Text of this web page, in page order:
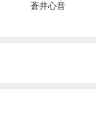
蒼井心音